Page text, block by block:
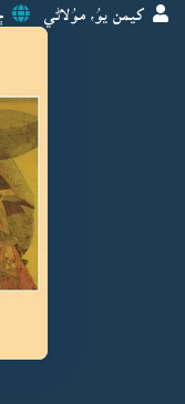
کيمن يوُ، موُلاڻي